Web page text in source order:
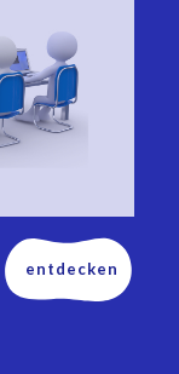
entdecken